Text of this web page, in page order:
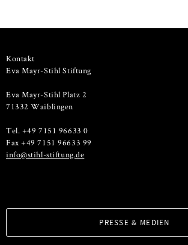
Kontakt
Eva Mayr-Stihl Stiftung
Eva Mayr-Stihl Platz 2
71332 Waiblingen
Tel. +49 7151 96633 0
Fax +49 7151 96633 99
info@stihl-stiftung.de
PRESSE & MEDIEN